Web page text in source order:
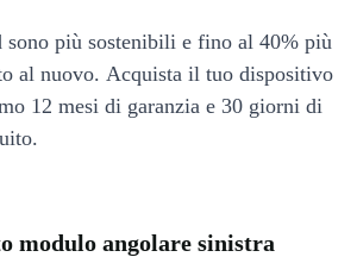
più sostenibili e fino al 40% più
al nuovo. Acquista il tuo dispositivo
12 mesi di garanzia e 30 giorni di
modulo angolare sinistra